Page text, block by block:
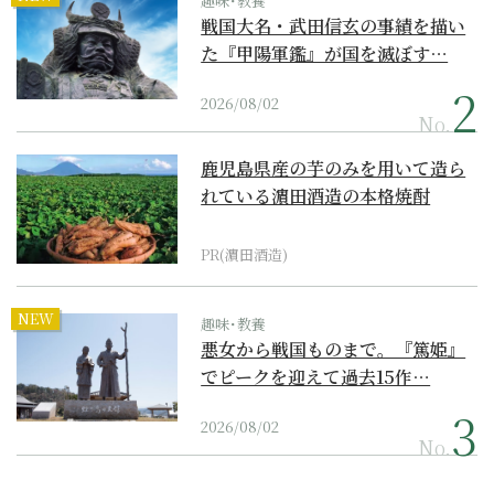
戦国大名・武田信玄の事績を描い
た『甲陽軍鑑』が国を滅ぼす…
2026/08/02
No.
鹿児島県産の芋のみを用いて造ら
れている濵田酒造の本格焼酎
PR(濵田酒造)
NEW 趣味･教養
悪女から戦国ものまで。『篤姫』
でピークを迎えて過去15作…
2026/08/02
No.